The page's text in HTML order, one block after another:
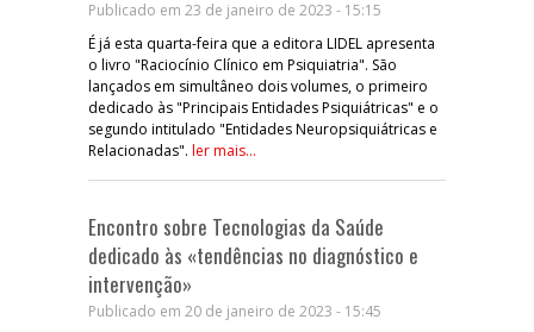
Publicado em 23 de janeiro de 2023 - 15:15
É já esta quarta-feira que a editora LIDEL apresenta
o livro "Raciocínio Clínico em Psiquiatria". São
lançados em simultâneo dois volumes, o primeiro
dedicado às "Principais Entidades Psiquiátricas" e o
segundo intitulado "Entidades Neuropsiquiátricas e
Relacionadas". ler mais...
Encontro sobre Tecnologias da Saúde
dedicado às «tendências no diagnóstico e
intervenção»
Publicado em 20 de janeiro de 2023 - 15:45